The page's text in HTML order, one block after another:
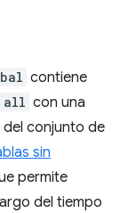
contiene
all con una
conjunto de
sin
permite
del tiempo